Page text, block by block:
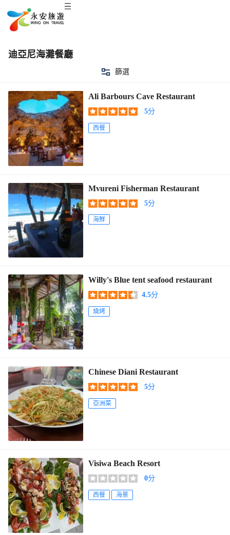
迪亞尼海灘餐廳
篩選
Ali Barbours Cave Restaurant
5分
西餐
Mvureni Fisherman Restaurant
5分
海鮮
Willy's Blue tent seafood restaurant
4.5分
燒烤
Chinese Diani Restaurant
5分
亞洲菜
Visiwa Beach Resort
0分
西餐 海景